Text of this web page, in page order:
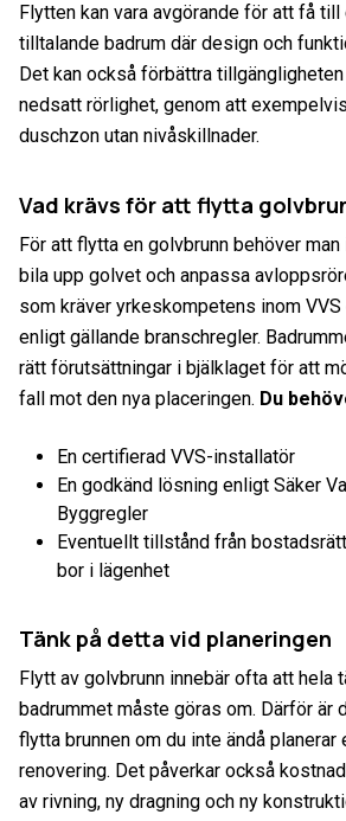
Flytten kan vara avgörande för att få
tilltalande badrum där design och
Det kan också förbättra
nedsatt rörlighet, genom att
duschzon utan nivåskillnader.
Vad krävs för att flytta
För att flytta en golvbrunn behöver man
bila upp golvet och anpassa
som kräver yrkeskompetens inom
enligt gällande branschregler.
rätt förutsättningar i bjälklaget för att
fall mot den nya placeringen. Du
En certifierad VVS-installatör
En godkänd lösning enligt Säker
Byggregler
Eventuellt tillstånd från
bor i lägenhet
Tänk på detta vid planeringen
Flytt av golvbrunn innebär ofta att hela
badrummet måste göras om. Därför är
flytta brunnen om du inte ändå
renovering. Det påverkar också
av rivning, ny dragning och ny